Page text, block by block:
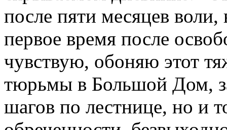
после пяти месяцев воли,
первое время после
чувствую, обоняю этот
тюрьмы в Большой Дом,
шагов по лестнице, но и